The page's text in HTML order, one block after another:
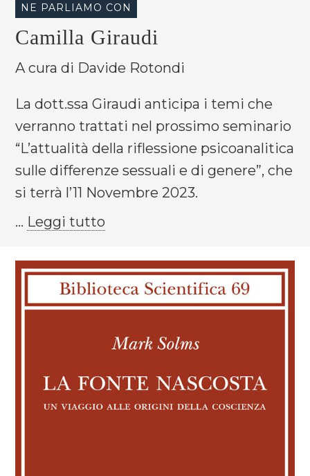
NE PARLIAMO CON
Camilla Giraudi
A cura di Davide Rotondi
La dott.ssa Giraudi anticipa i temi che
verranno trattati nel prossimo seminario
“L’attualità della riflessione psicoanalitica
sulle differenze sessuali e di genere”, che
si terrà l’11 Novembre 2023.
... Leggi tutto